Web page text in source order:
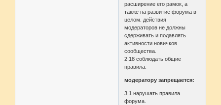
расширение его рамок, а
также на развитие форума в
целом. действия
модераторов не должны
сдерживать и подавлять
активности новичков
сообщества.
2.18 соблюдать общие
правила.
модератору запрещается:
3.1 нарушать правила
форума.